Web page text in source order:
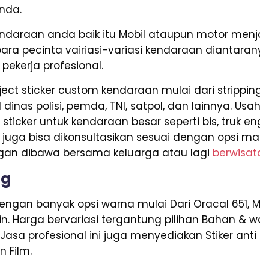
anda baik itu Mobil ataupun motor
pecinta vairiasi-variasi kendaraan
profesional.
sticker custom kendaraan mulai dari
polisi, pemda, TNI, satpol, dan lainnya.
untuk kendaraan besar seperti bis, truk
bisa dikonsultasikan sesuai dengan opsi
dibawa bersama keluarga atau lagi
banyak opsi warna mulai Dari Oracal 651,
Harga bervariasi tergantung pilihan Bahan &
profesional ini juga menyediakan Stiker anti
Film.